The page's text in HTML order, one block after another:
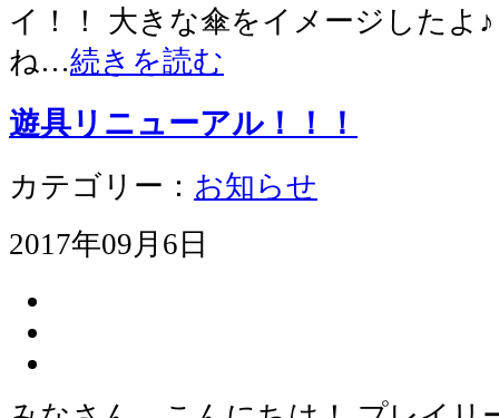
イ！！ 大きな傘をイメージしたよ
ね…続きを読む
遊具リニューアル！！！
カテゴリー： お知らせ
2017年09月6日